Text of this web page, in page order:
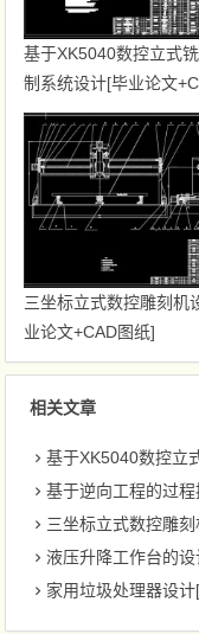
基于XK5040数控立式
制系统设计[毕业论文
纸]
三坐标立式数控雕刻机
业论文+CAD图纸]
相关文章
基于XK5040数控立式
基于逆向工程的过程控
三坐标立式数控雕
液压升降工作台的
家用垃圾处理器设